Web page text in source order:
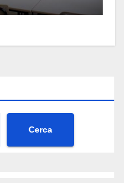
Cerca